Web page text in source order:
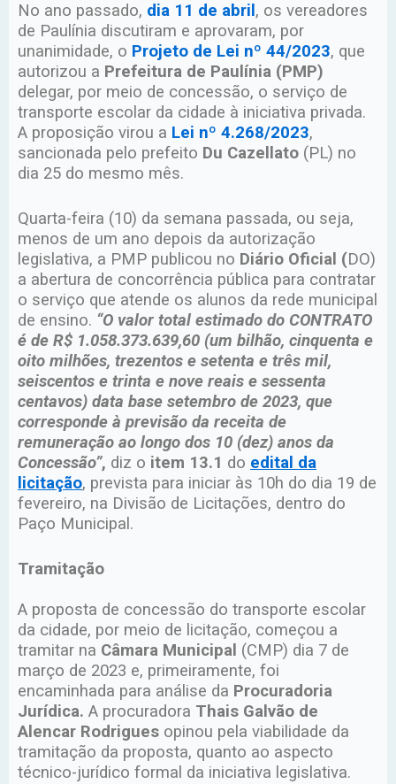
No ano passado, dia 11 de abril , os vereadores
de Paulínia discutiram e aprovaram, por
unanimidade, o Projeto de Lei nº 44/2023, que
autorizou a Prefeitura de Paulínia (PMP)
delegar, por meio de concessão, o serviço de
transporte escolar da cidade à iniciativa privada.
A proposição virou a Lei nº 4.268/2023,
sancionada pelo prefeito Du Cazellato (PL) no
dia 25 do mesmo mês.
Quarta-feira (10) da semana passada, ou seja,
menos de um ano depois da autorização
legislativa, a PMP publicou no Diário Oficial (DO)
a abertura de concorrência pública para contratar
o serviço que atende os alunos da rede municipal
de ensino. “O valor total estimado do CONTRATO
é de R$ 1.058.373.639,60 (um bilhão, cinquenta e
oito milhões, trezentos e setenta e três mil,
seiscentos e trinta e nove reais e sessenta
centavos) data base setembro de 2023, que
corresponde à previsão da receita de
remuneração ao longo dos 10 (dez) anos da
Concessão”, diz o item 13.1 do edital da
licitação, prevista para iniciar às 10h do dia 19 de
fevereiro, na Divisão de Licitações, dentro do
Paço Municipal.
Tramitação
A proposta de concessão do transporte escolar
da cidade, por meio de licitação, começou a
tramitar na Câmara Municipal (CMP) dia 7 de
março de 2023 e, primeiramente, foi
encaminhada para análise da Procuradoria
Jurídica. A procuradora Thais Galvão de
Alencar Rodrigues opinou pela viabilidade da
tramitação da proposta, quanto ao aspecto
técnico-jurídico formal da iniciativa legislativa.